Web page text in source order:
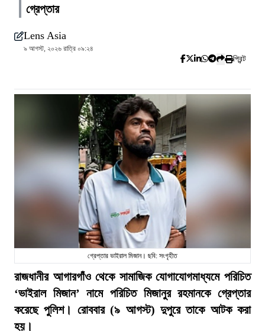
গ্রেপ্তার
Lens Asia
৯ আগস্ট, ২০২৬ রাত্রি ০৯:২৪
প্রিন্ট
গ্রেপ্তার ভাইরাল মিজান। ছবি: সংগৃহীত
রাজধানীর আগারগাঁও থেকে সামাজিক যোগাযোগমাধ্যমে পরিচিত
‘ভাইরাল মিজান’ নামে পরিচিত মিজানুর রহমানকে গ্রেপ্তার
করেছে পুলিশ। রোববার (৯ আগস্ট) দুপুরে তাকে আটক করা
হয়।